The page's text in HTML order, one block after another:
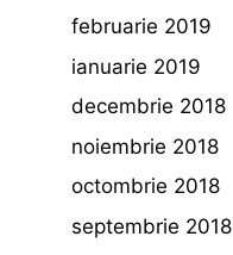
februarie 2019
ianuarie 2019
decembrie 2018
noiembrie 2018
octombrie 2018
septembrie 2018